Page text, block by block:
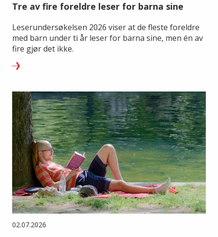
Tre av fire foreldre leser for barna sine
Leserundersøkelsen 2026 viser at de fleste foreldre
med barn under ti år leser for barna sine, men én av
fire gjør det ikke.
02.07.2026